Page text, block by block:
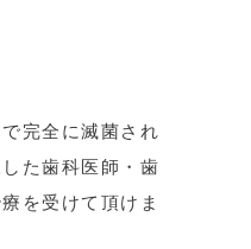
完全に滅菌され
た歯科医師・歯
を受けて頂けま